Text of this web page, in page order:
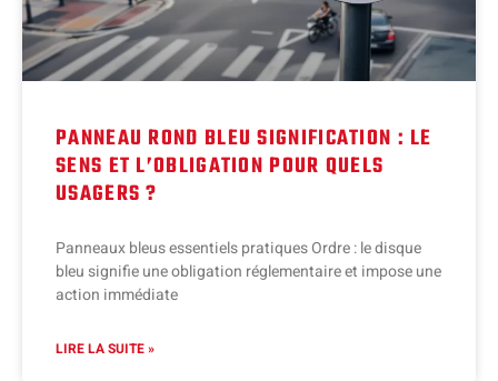
PANNEAU ROND BLEU SIGNIFICATION : LE
SENS ET L’OBLIGATION POUR QUELS
USAGERS ?
Panneaux bleus essentiels pratiques Ordre : le disque
bleu signifie une obligation réglementaire et impose une
action immédiate
LIRE LA SUITE »